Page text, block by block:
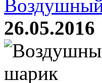
26.05.2016